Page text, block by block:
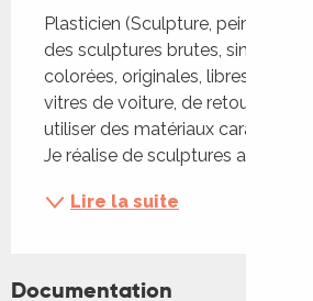
Plasticien (Sculpture, peinture)
des sculptures brutes, singulières,
colorées, originales, libres. Après
vitres de voiture, de retour au
utiliser des matériaux
Je réalise de sculptures avec des
Lire la suite
Documentation